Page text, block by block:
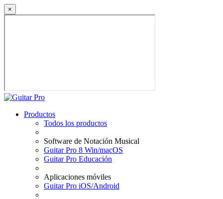
×
Productos
Todos los productos
Software de Notación Musical
Guitar Pro 8 Win/macOS
Guitar Pro Educación
Aplicaciones móviles
Guitar Pro iOS/Android